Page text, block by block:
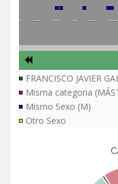
FRANCISCO JAVIER
Misma categoria
Mismo Sexo (M)
Otro Sexo